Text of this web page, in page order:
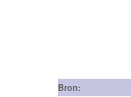
Bron: